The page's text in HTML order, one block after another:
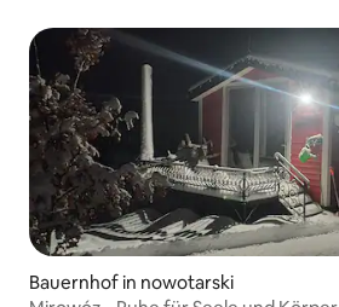
Bauernhof in nowotarski